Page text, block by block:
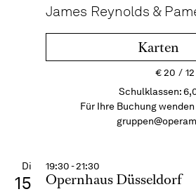
James Reynolds &
Karten
€20
12
Schulklassen:
Für Ihre Buchung
Di
15
19:30 - 21:30
Opernhaus Düsseldorf